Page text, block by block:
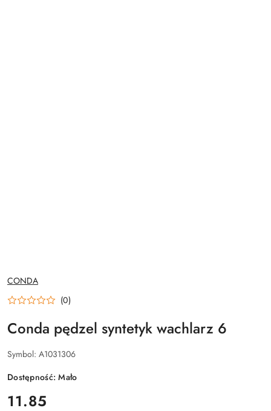
NAZWA
PRODUCENTA:
CONDA
(0)
Conda pędzel syntetyk wachlarz 6
Symbol: A1031306
Dostępność:Mało
cena:
11.85